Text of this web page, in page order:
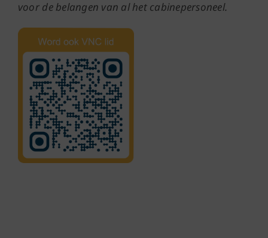
voor de belangen van al het cabinepersoneel.